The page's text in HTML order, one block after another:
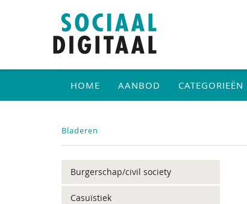
HOME AANBOD CATEGORIEËN
Bladeren
Burgerschap/civil society
Casuïstiek